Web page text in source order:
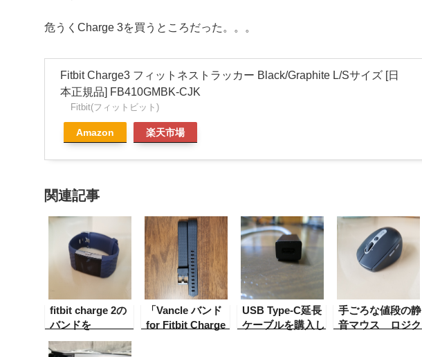
危うくCharge 3を買うところだった。。。
Fitbit Charge3 フィットネストラッカー Black/Graphite L/Sサイズ [日
本正規品] FB410GMBK-CJK
Fitbit(フィットビット)
Amazon 楽天市場
関連記事
fitbit charge 2の
バンドを
「Vancle バンド
for Fitbit Charge
「Vancle バンド
for Fitbit Charge
USB Type-C延長
ケーブルを購入し
手ごろな値段の静
音マウス ロジク